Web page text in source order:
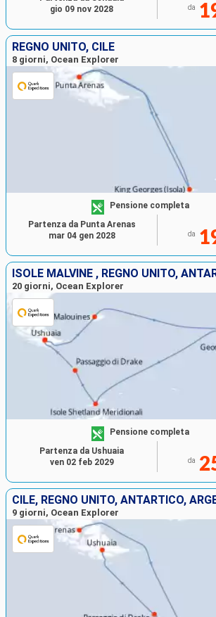
da
gio 09 nov 2028
REGNO UNITO, CILE
8 giorni, Ocean Explorer
Pensione completa
da
Partenza da Punta Arenas
mar 04 gen 2028
20 giorni, Ocean Explorer
Pensione completa
da
Partenza da Ushuaia
ven 02 feb 2029
CILE, REGNO UNITO, ANTARTICO,
9 giorni, Ocean Explorer